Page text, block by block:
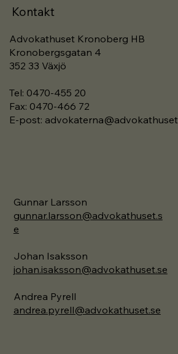
Kontakt
Advokathuset Kronoberg HB
Kronobergsgatan 4
352 33 Växjö
Tel: 0470-455 20
Fax: 0470-466 72
E-post:
Gunnar Larsson
gunnar.larsson@advokathuset.s
e
Johan Isaksson
johan.isaksson@advokathuset.se
Andrea Pyrell
andrea.pyrell@advokathuset.se